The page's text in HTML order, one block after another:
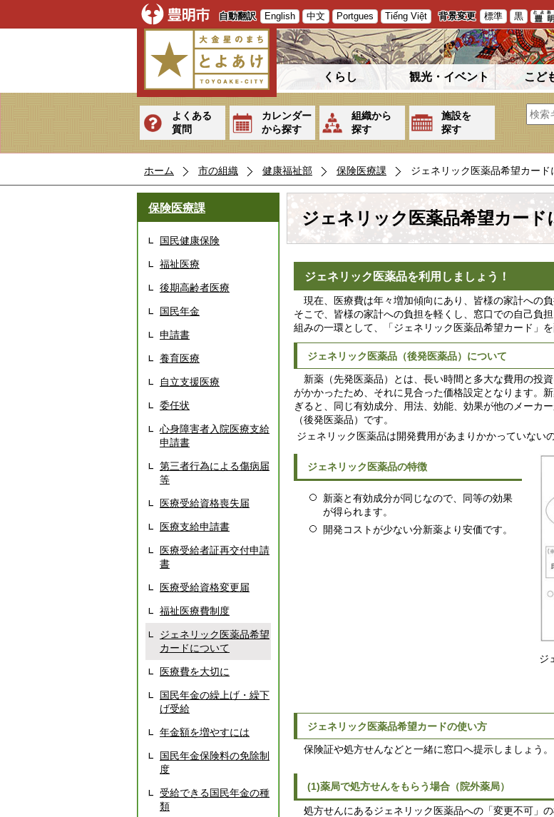
自動翻訳 English 中文 Portgues Tiếng Việt 背景変更 標準 黒
くらし 観光・イベント こど
よくある
質問
カレンダー
から探す
組織から
探す
施設を
探す
ホーム 市の組織 健康福祉部 保険医療課 ジェネリック医薬品希望カード
保険医療課
国民健康保険
福祉医療
後期高齢者医療
国民年金
申請書
養育医療
自立支援医療
委任状
心身障害者入院医療支給
申請書
第三者行為による傷病届
等
医療受給資格喪失届
医療支給申請書
医療受給者証再交付申請
書
医療受給資格変更届
福祉医療費制度
ジェネリック医薬品希望
カードについて
医療費を大切に
国民年金の繰上げ・繰下
げ受給
年金額を増やすには
国民年金保険料の免除制
度
受給できる国民年金の種
類
ジェネリック医薬品希望カード
ジェネリック医薬品を利用しましょう！
現在、医療費は年々増加傾向にあり、皆様の家計への負
そこで、皆様の家計への負担を軽くし、窓口での自己負
組みの一環として、「ジェネリック医薬品希望カード」を
ジェネリック医薬品（後発医薬品）について
新薬（先発医薬品）とは、長い時間と多大な費用の投
がかかったため、それに見合った価格設定となります。
ぎると、同じ有効成分、用法、効能、効果が他のメーカ
（後発医薬品）です。
ジェネリック医薬品は開発費用があまりかかっていない
ジェネリック医薬品の特徴
新薬と有効成分が同じなので、同等の効果
が得られます。
開発コストが少ない分新薬より安価です。
ジ
ジェネリック医薬品希望カードの使い方
保険証や処方せんなどと一緒に窓口へ提示しましょう。
(1)薬局で処方せんをもらう場合（院外薬局）
処方せんにあるジェネリック医薬品への「変更不可」